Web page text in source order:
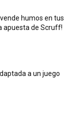
humos en tus
apuesta de Scruff!
a un juego